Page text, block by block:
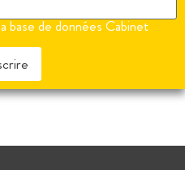
base de données Cabinet